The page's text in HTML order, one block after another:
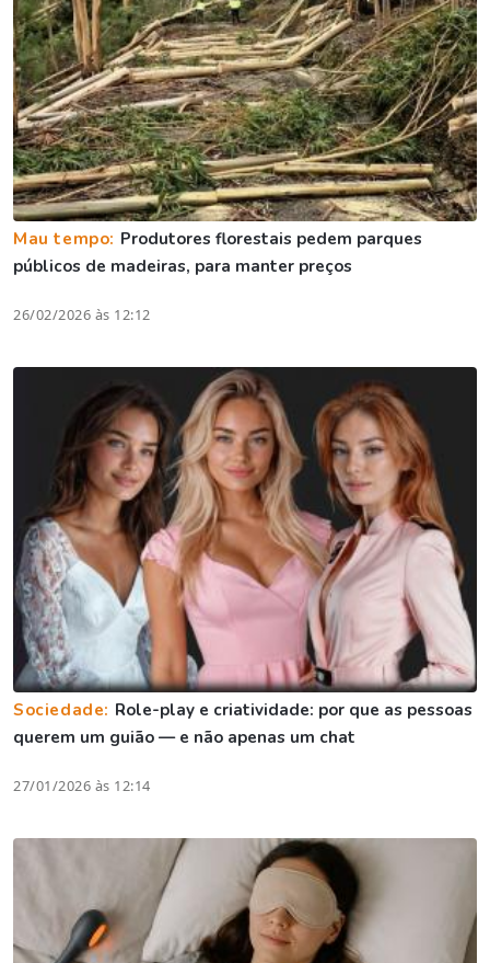
Mau tempo: Produtores florestais pedem parques
públicos de madeiras, para manter preços
26/02/2026 às 12:12
Sociedade: Role-play e criatividade: por que as pessoas
querem um guião — e não apenas um chat
27/01/2026 às 12:14